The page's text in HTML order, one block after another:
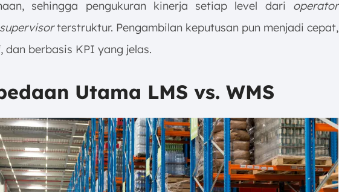
sehingga pengukuran kinerja setiap level dari operator
supervisorterstruktur. Pengambilan keputusan pun menjadi cepat,
dan berbasis KPI yang jelas.
Utama LMS vs. WMS